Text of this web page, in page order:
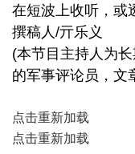
在短波上收听，或
撰稿人/亓乐义
(本节目主持人为
的军事评论员，文
点击重新加载
点击重新加载